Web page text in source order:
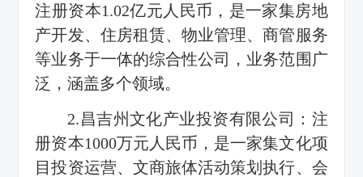
注册资本1.02亿元人民币，是一家集房地
产开发、住房租赁、物业管理、商管服务
等业务于一体的综合性公司，业务范围广
泛，涵盖多个领域。
2.昌吉州文化产业投资有限公司：注
册资本1000万元人民币，是一家集文化项
目投资运营、文商旅体活动策划执行、会